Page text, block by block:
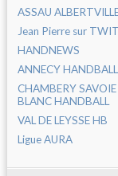
ASSAU
Jean Pierre sur
HANDNEWS
ANNECY HANDBALL
CHAMBERY
BLANC HANDBALL
VAL DE LEYSSE HB
Ligue AURA